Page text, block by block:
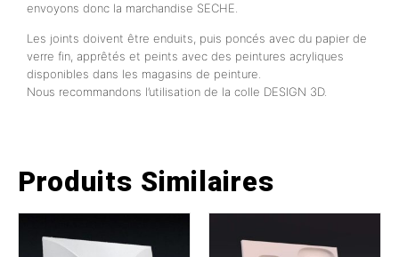
envoyons donc la marchandise SECHE.
Les joints doivent être enduits, puis poncés avec du papier de
verre fin, apprêtés et peints avec des peintures acryliques
disponibles dans les magasins de peinture.
Nous recommandons l’utilisation de la colle DESIGN 3D.
Produits Similaires